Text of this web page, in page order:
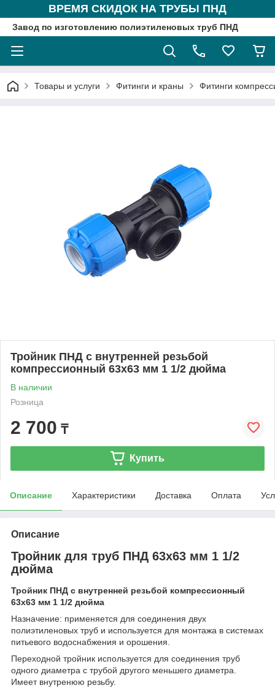
ВРЕМЯ СКИДОК НА ТРУБЫ ПНД
Завод по изготовлению полиэтиленовых труб ПНД
Товары и услуги Фитинги и краны Фитинги
Тройник ПНД с внутренней резьбой
компрессионный 63x63 мм 1 1/2 дюйма
В наличии
Розница
2 700 ₸
Купить
Описание Характеристики Доставка Оплата
Описание
Тройник для труб ПНД 63x63 мм 1 1/2
дюйма
Тройник ПНД с внутренней резьбой компрессионный
63x63 мм 1 1/2 дюйма
Назначение: применяется для соединения двух
полиэтиленовых труб и используется для монтажа в системах
питьевого водоснабжения и орошения.
Переходной тройник используется для соединения труб
одного диаметра с трубой другого меньшего диаметра.
Имеет внутренюю резьбу.